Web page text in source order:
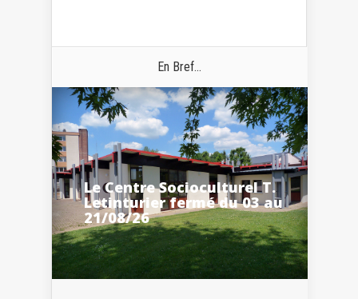
En Bref...
Le Centre Socioculturel T.
Letinturier fermé du 03 au
21/08/26